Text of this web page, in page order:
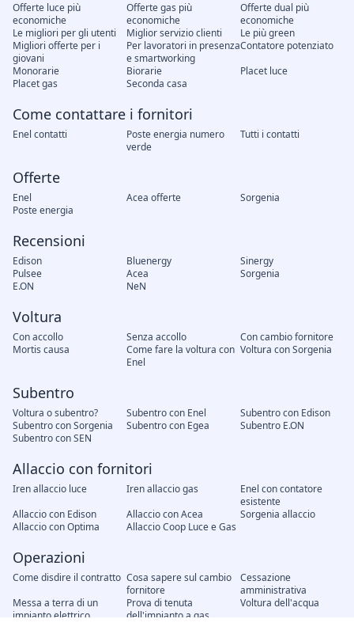
Offerte luce più
economiche
Offerte gas più
economiche
Offerte dual più
economiche
Le migliori per gli utenti
Miglior servizio clienti
Le più green
Migliori offerte per i
giovani
Per lavoratori in presenza
e smartworking
Contatore potenziato
Monorarie
Biorarie
Placet luce
Placet gas
Seconda casa
Come contattare i fornitori
Enel contatti
Poste energia numero
verde
Tutti i contatti
Offerte
Enel Acea offerte
Sorgenia
Poste energia
Recensioni
Edison Bluenergy
Sinergy
Pulsee
Acea
Sorgenia
E.ON
NeN
Voltura
Con accollo Senza accollo
Con cambio fornitore
Mortis causa
Come fare la voltura con
Enel
Voltura con Sorgenia
Subentro
Voltura o subentro? Subentro con Enel
Subentro con Edison
Subentro con Sorgenia
Subentro con Egea
Subentro E.ON
Subentro con SEN
Allaccio con fornitori
Iren allaccio luce Iren allaccio gas
Enel con contatore
esistente
Allaccio con Edison
Allaccio con Acea
Sorgenia allaccio
Allaccio con Optima
Allaccio Coop Luce e Gas
Operazioni
Come disdire il contratto Cosa sapere sul cambio
fornitore
Cessazione
amministrativa
Messa a terra di un
impianto elettrico
Prova di tenuta
dell'impianto a gas
Voltura dell'acqua